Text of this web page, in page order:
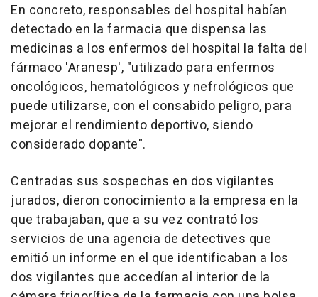
En concreto, responsables del hospital habían
detectado en la farmacia que dispensa las
medicinas a los enfermos del hospital la falta del
fármaco 'Aranesp', "utilizado para enfermos
oncológicos, hematológicos y nefrológicos que
puede utilizarse, con el consabido peligro, para
mejorar el rendimiento deportivo, siendo
considerado dopante".
Centradas sus sospechas en dos vigilantes
jurados, dieron conocimiento a la empresa en la
que trabajaban, que a su vez contrató los
servicios de una agencia de detectives que
emitió un informe en el que identificaban a los
dos vigilantes que accedían al interior de la